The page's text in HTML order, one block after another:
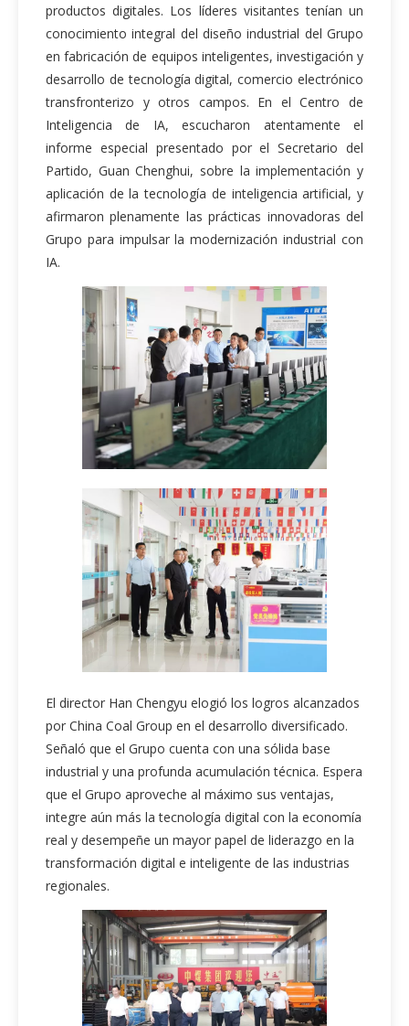
productos digitales. Los líderes visitantes tenían un
conocimiento integral del diseño industrial del Grupo
en fabricación de equipos inteligentes, investigación y
desarrollo de tecnología digital, comercio electrónico
transfronterizo y otros campos. En el Centro de
Inteligencia de IA, escucharon atentamente el
informe especial presentado por el Secretario del
Partido, Guan Chenghui, sobre la implementación y
aplicación de la tecnología de inteligencia artificial, y
afirmaron plenamente las prácticas innovadoras del
Grupo para impulsar la modernización industrial con
IA.
El director Han Chengyu elogió los logros alcanzados
por China Coal Group en el desarrollo diversificado.
Señaló que el Grupo cuenta con una sólida base
industrial y una profunda acumulación técnica. Espera
que el Grupo aproveche al máximo sus ventajas,
integre aún más la tecnología digital con la economía
real y desempeñe un mayor papel de liderazgo en la
transformación digital e inteligente de las industrias
regionales.